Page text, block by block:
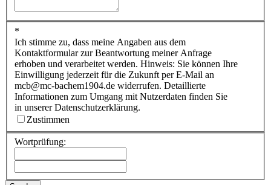
*
Ich stimme zu, dass meine Angaben aus dem
Kontaktformular zur Beantwortung meiner Anfrage
erhoben und verarbeitet werden. Hinweis: Sie können Ihre
Einwilligung jederzeit für die Zukunft per E-Mail an
mcb@mc-bachem1904.de widerrufen. Detaillierte
Informationen zum Umgang mit Nutzerdaten finden Sie
in unserer Datenschutzerklärung.
Zustimmen
Wortprüfung: